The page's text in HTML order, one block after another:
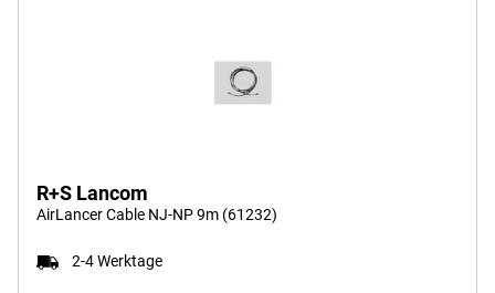
AirLancer Cable NJ-NP 9m (61232)
2-4 Werktage
R+S Lancom